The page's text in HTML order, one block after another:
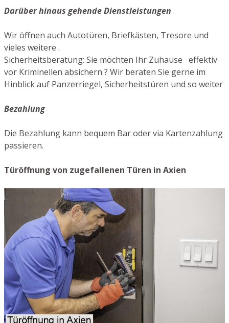
Darüber hinaus gehende Dienstleistungen
Wir öffnen auch Autotüren, Briefkästen, Tresore und
vieles weitere .
Sicherheitsberatung: Sie möchten Ihr Zuhause effektiv
vor Kriminellen absichern ? Wir beraten Sie gerne im
Hinblick auf Panzerriegel, Sicherheitstüren und so weiter
Bezahlung
Die Bezahlung kann bequem Bar oder via Kartenzahlung
passieren.
Türöffnung von zugefallenen Türen in Axien